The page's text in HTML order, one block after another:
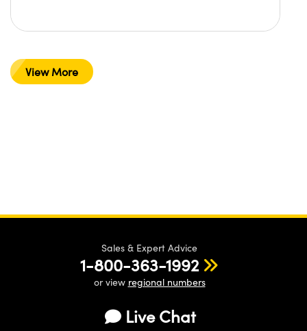
View More
Sales & Expert Advice
1-800-363-1992
or view regional numbers
Live Chat